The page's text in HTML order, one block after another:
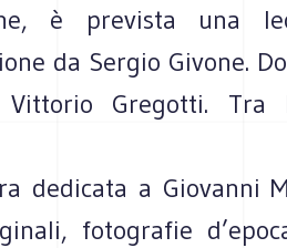
è prevista una
da Sergio Givone.
Gregotti. Tra
dedicata a Giovanni
fotografie